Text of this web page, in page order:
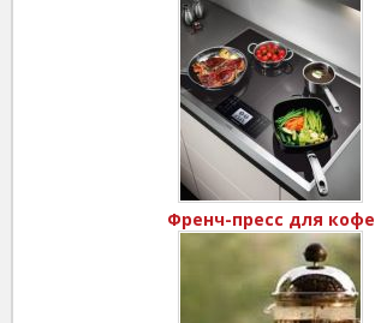
Френч-пресс для кофе